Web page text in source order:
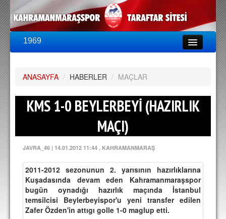
1969
PUAN DURUMU
FİKSTÜR
TEKNİK KADRO
TRANSFERLER
TARAFTAR
BİLETLER
ANASAYFA / HABERLER / MAÇLAR
KMS 1-0 BEYLERBEYİ (HAZIRLIK
MAÇI)
JAVRA_46 | 14.01.2012 11:44 , KAHRAMANMARAŞ
2011-2012 sezonunun 2. yarısının hazırlıklarına
Kuşadasında devam eden Kahramanmaraşspor
bugün oynadığı hazırlık maçında İstanbul
temsilcisi Beylerbeyispor'u yeni transfer edilen
Zafer Özden'in attıgı golle 1-0 maglup etti.